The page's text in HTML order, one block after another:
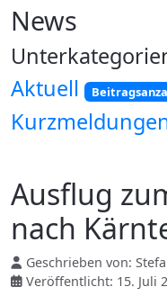
News
Aktuell
Ausflug
nach
Geschrieben von:
Veröffentlicht: 15. Juli